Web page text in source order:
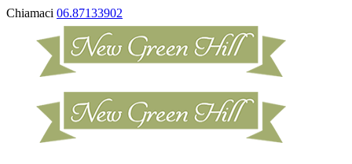
Chiamaci 06.87133902